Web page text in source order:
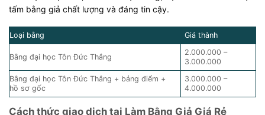
tấm bằng giả chất lượng và đáng tin cậy.
Loại bằng Giá thành
Bằng đại học Tôn Đức Thắng
2.000.000 –
3.000.000
Bằng đại học Tôn Đức Thắng + bảng điểm +
hồ sơ gốc
3.000.000 –
4.000.000
Cách thức giao dịch tại Làm Bằng Giả Giá Rẻ